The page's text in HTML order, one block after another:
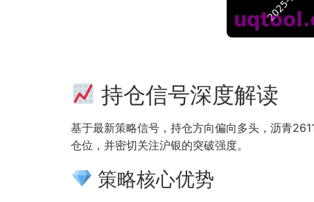
持仓信号深度解读
基于最新策略信号，持仓方向偏向多头，沥青
仓位，并密切关注沪银的突破强度。
策略核心优势